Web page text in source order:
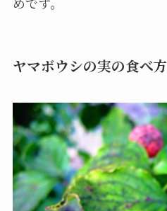
ヤマボウシの実の食べ方